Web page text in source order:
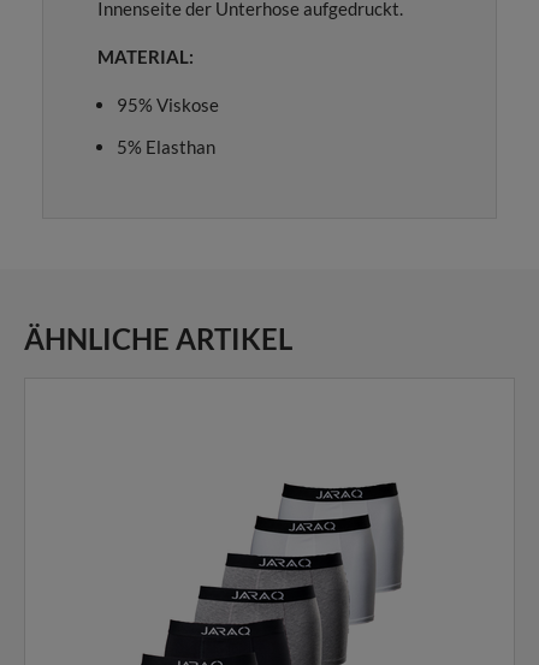
Innenseite der Unterhose aufgedruckt.
MATERIAL:
95% Viskose
5% Elasthan
ÄHNLICHE ARTIKEL